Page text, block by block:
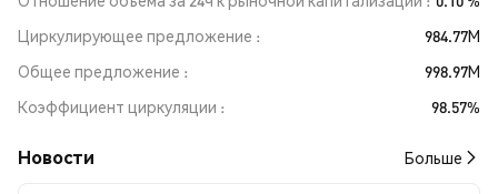
Циркулирующее предложение
984.77M
Общее предложение
998.97M
Коэффициент циркуляции
98.57%
Новости Больше